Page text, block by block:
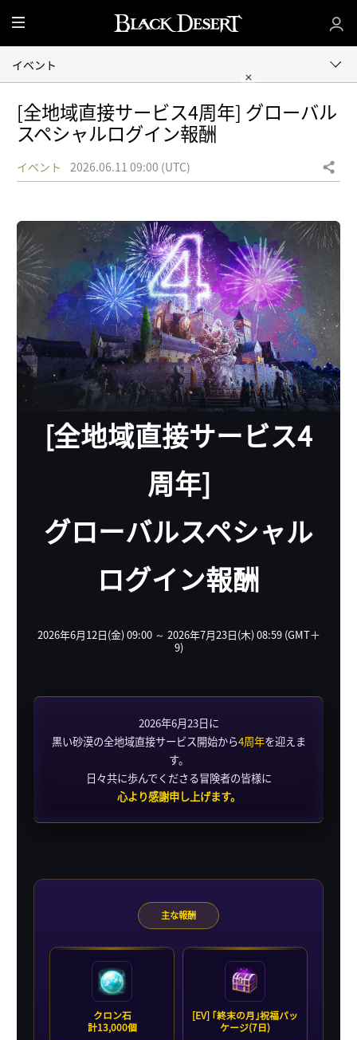
全
体
イベント
[全地域直接サービス4周年] グローバル
スペシャルログイン報酬
イベント 2026.06.11 09:00 (UTC) 共有する
[全地域直接サービス4
周年]
グローバルスペシャル
ログイン報酬
2026年6月12日(金) 09:00 ～ 2026年7月23日(木) 08:59 (GMT＋
9)
2026年6月23日に
黒い砂漠の全地域直接サービス開始から4周年を迎えま
す。
日々共に歩んでくださる冒険者の皆様に
心より感謝申し上げます。
主な報酬
クロン石
計13,000個
[EV] ｢終末の月｣祝福パッ
ケージ(7日)